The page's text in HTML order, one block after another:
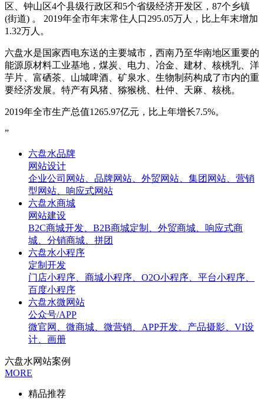
区、钟山区4个县级行政区和5个省级经济开发区，87个乡镇
(街道) 。 2019年全市年末常住人口295.05万人，比上年末增加
1.32万人。
六盘水是国家西电东送的主要城市，西南乃至华南地区重要的
能源原材料工业基地，煤炭、电力、冶金、建材、核桃乳、洋
芋片、富硒茶、山城啤酒、矿泉水、生物制药构成了市内的重
要经济发展。特产有风猪、猕猴桃、杜仲、天麻、核桃。
2019年全市生产总值1265.97亿元，比上年增长7.5%。
”
六盘水品牌
网站设计
企业公司网站、品牌网站、外贸网站、集团网站、营销
型网站、响应式网站
六盘水商城
网站建设
B2C商城开发、B2B商城定制、外贸商城、响应式商
城、分销商城、拼团
六盘水小程序
定制开发
门店小程序、商城小程序、O2O小程序、平台小程序、
百度小程序
六盘水微网站
公众号/APP
微官网、微商城、微营销、APP开发、产品摄影、VI设
计、画册
六盘水网站案例
MORE
精品推荐